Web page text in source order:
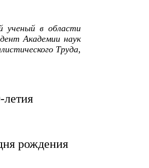
ученый в области
Академии наук
Труда,
летия
рождения